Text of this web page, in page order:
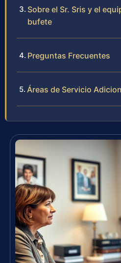
Sobre el Sr. Sris y el
bufete
Preguntas Frecuentes
Áreas de Servicio